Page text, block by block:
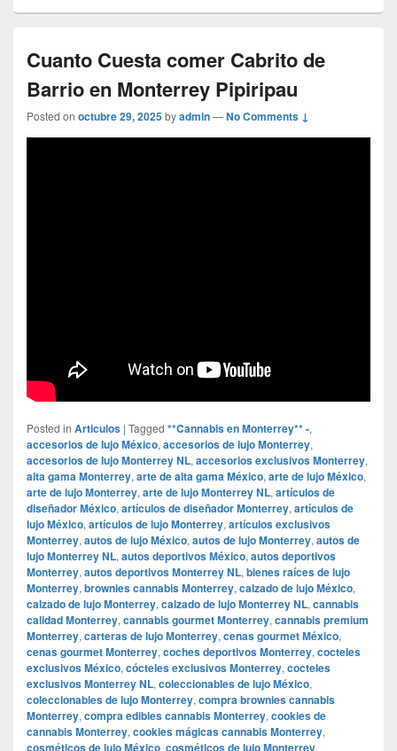
Cuanto Cuesta comer Cabrito de
Barrio en Monterrey Pipiripau
Posted on octubre 29, 2025byadmin—No Comments ↓
Posted in Articulos | Tagged **Cannabis en Monterrey** -,
accesorios de lujo México, accesorios de lujo Monterrey,
accesorios de lujo Monterrey NL, accesorios exclusivos Monterrey,
alta gama Monterrey, arte de alta gama México, arte de lujo México,
arte de lujo Monterrey, arte de lujo Monterrey NL, artículos de
diseñador México, artículos de diseñador Monterrey, artículos de
lujo México, artículos de lujo Monterrey, artículos exclusivos
Monterrey, autos de lujo México, autos de lujo Monterrey, autos de
lujo Monterrey NL, autos deportivos México, autos deportivos
Monterrey, autos deportivos Monterrey NL, bienes raíces de lujo
Monterrey, brownies cannabis Monterrey, calzado de lujo México,
calzado de lujo Monterrey, calzado de lujo Monterrey NL, cannabis
calidad Monterrey, cannabis gourmet Monterrey, cannabis premium
Monterrey, carteras de lujo Monterrey, cenas gourmet México,
cenas gourmet Monterrey, coches deportivos Monterrey, cocteles
exclusivos México, cócteles exclusivos Monterrey, cocteles
exclusivos Monterrey NL, coleccionables de lujo México,
coleccionables de lujo Monterrey, compra brownies cannabis
Monterrey, compra edibles cannabis Monterrey, cookies de
cannabis Monterrey, cookies mágicas cannabis Monterrey,
cosméticos de lujo México, cosméticos de lujo Monterrey,